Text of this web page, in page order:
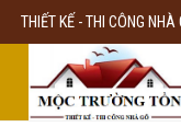
THIẾT KẾ - THI CÔNG NHÀ